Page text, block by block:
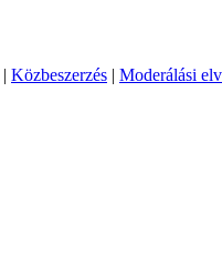
| Közbeszerzés | Moderálási